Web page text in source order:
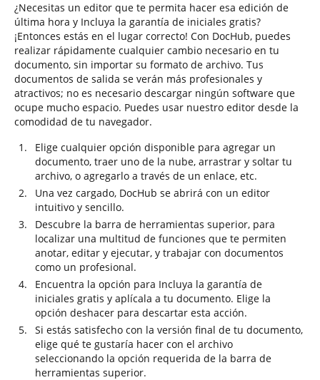
¿Necesitas un editor que te permita hacer esa edición de
última hora y Incluya la garantía de iniciales gratis?
¡Entonces estás en el lugar correcto! Con DocHub, puedes
realizar rápidamente cualquier cambio necesario en tu
documento, sin importar su formato de archivo. Tus
documentos de salida se verán más profesionales y
atractivos; no es necesario descargar ningún software que
ocupe mucho espacio. Puedes usar nuestro editor desde la
comodidad de tu navegador.
Elige cualquier opción disponible para agregar un
documento, traer uno de la nube, arrastrar y soltar tu
archivo, o agregarlo a través de un enlace, etc.
Una vez cargado, DocHub se abrirá con un editor
intuitivo y sencillo.
Descubre la barra de herramientas superior, para
localizar una multitud de funciones que te permiten
anotar, editar y ejecutar, y trabajar con documentos
como un profesional.
Encuentra la opción para Incluya la garantía de
iniciales gratis y aplícala a tu documento. Elige la
opción deshacer para descartar esta acción.
Si estás satisfecho con la versión final de tu documento,
elige qué te gustaría hacer con el archivo
seleccionando la opción requerida de la barra de
herramientas superior.